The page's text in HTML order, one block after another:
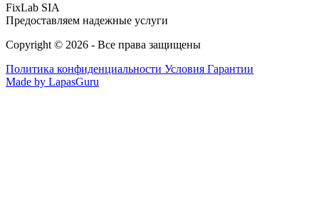
FixLab SIA
Предоставляем надежные услуги
Copyright © 2026 - Все права защищены
Политика конфиденциальности Условия Гарантии
Made by LapasGuru